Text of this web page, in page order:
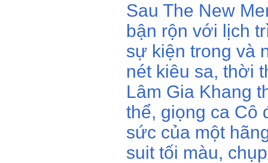
Sau The New
bận rộn với lịch
sự kiện trong và
nét kiêu sa, thời
Lâm Gia Khang
thể, giọng ca Cô
sức của một
suit tối màu,